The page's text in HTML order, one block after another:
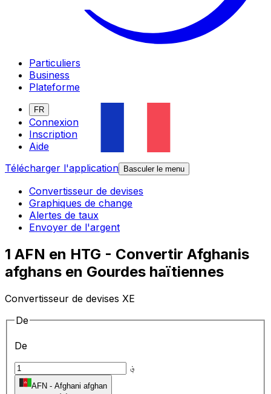
Particuliers
Business
Plateforme
FR
Connexion
Inscription
Aide
Télécharger l'application
Basculer le menu
Convertisseur de devises
Graphiques de change
Alertes de taux
Envoyer de l'argent
1 AFN en HTG - Convertir Afghanis
afghans en Gourdes haïtiennes
Convertisseur de devises XE
De
De
؋
AFN - Afghani afghan